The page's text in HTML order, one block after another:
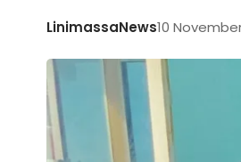
LinimassaNews10